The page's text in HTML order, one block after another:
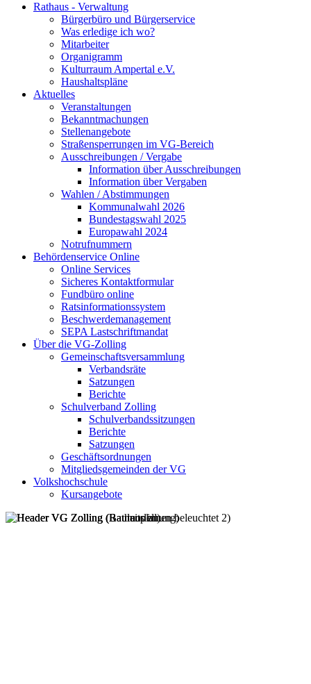
Rathaus - Verwaltung
Bürgerbüro und Bürgerservice
Was erledige ich wo?
Mitarbeiter
Organigramm
Kulturraum Ampertal e.V.
Haushaltspläne
Aktuelles
Veranstaltungen
Bekanntmachungen
Stellenangebote
Straßensperrungen im VG-Bereich
Ausschreibungen / Vergabe
Information über Ausschreibungen
Information über Vergaben
Wahlen / Abstimmungen
Kommunalwahl 2026
Bundestagswahl 2025
Europawahl 2024
Notrufnummern
Behördenservice Online
Online Services
Sicheres Kontaktformular
Fundbüro online
Ratsinformationssystem
Beschwerdemanagement
SEPA Lastschriftmandat
Über die VG-Zolling
Gemeinschaftsversammlung
Verbandsräte
Satzungen
Berichte
Schulverband Zolling
Schulverbandssitzungen
Berichte
Satzungen
Geschäftsordnungen
Mitgliedsgemeinden der VG
Volkshochschule
Kursangebote